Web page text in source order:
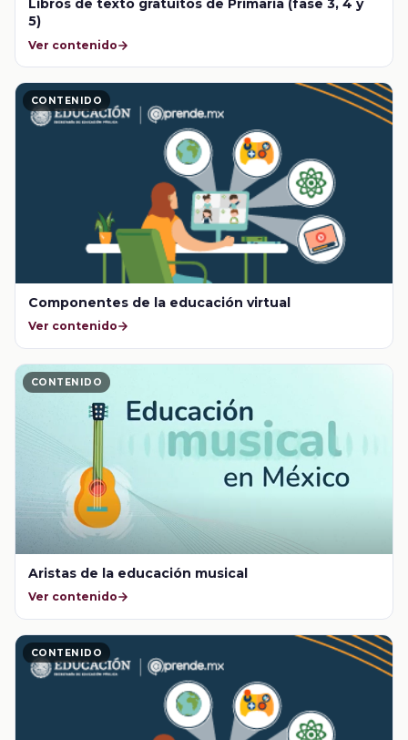
Libros de texto gratuitos de Primaria (fase 3, 4 y
5)
Ver contenido
CONTENIDO
Componentes de la educación virtual
Ver contenido
CONTENIDO
Aristas de la educación musical
Ver contenido
CONTENIDO